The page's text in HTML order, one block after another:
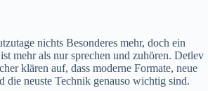
nichts Besonderes mehr, doch ein
mehr als nur sprechen und zuhören. Detlev
klären auf, dass moderne Formate, neue
die neuste Technik genauso wichtig sind.